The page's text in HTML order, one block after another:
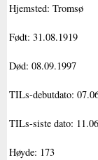
Hjemsted: Tromsø
Født: 31.08.1919
Død: 08.09.1997
TILs-debutdato:
TILs-siste dato:
Høyde: 173